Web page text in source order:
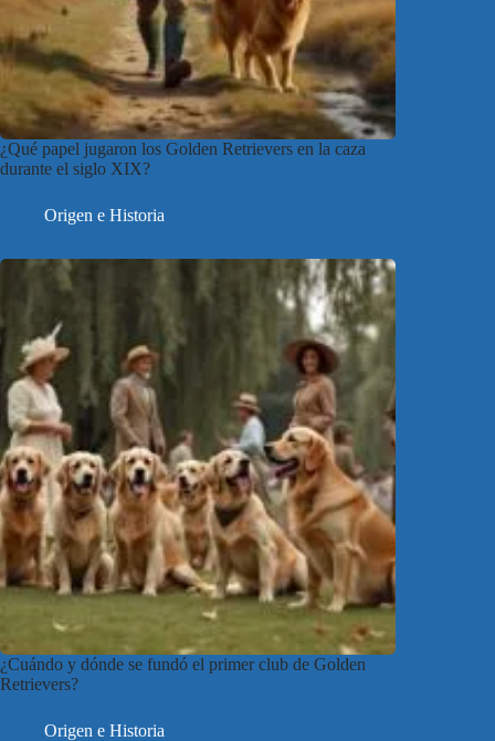
¿Qué papel jugaron los Golden Retrievers en la caza
durante el siglo XIX?
Origen e Historia
¿Cuándo y dónde se fundó el primer club de Golden
Retrievers?
Origen e Historia